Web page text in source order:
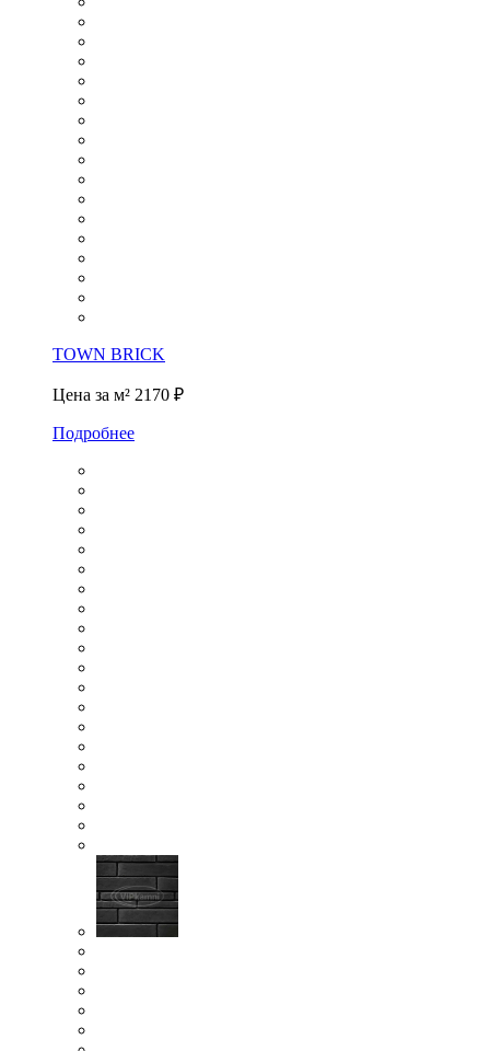
TOWN BRICK
Цена за м² 2170 ₽
Подробнее